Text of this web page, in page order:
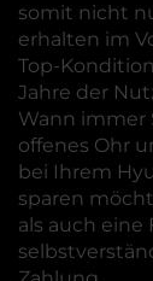
somit nicht
erhalten im
Top-
Jahre der
Wann immer
offenes Ohr
bei Ihrem
sparen
als auch